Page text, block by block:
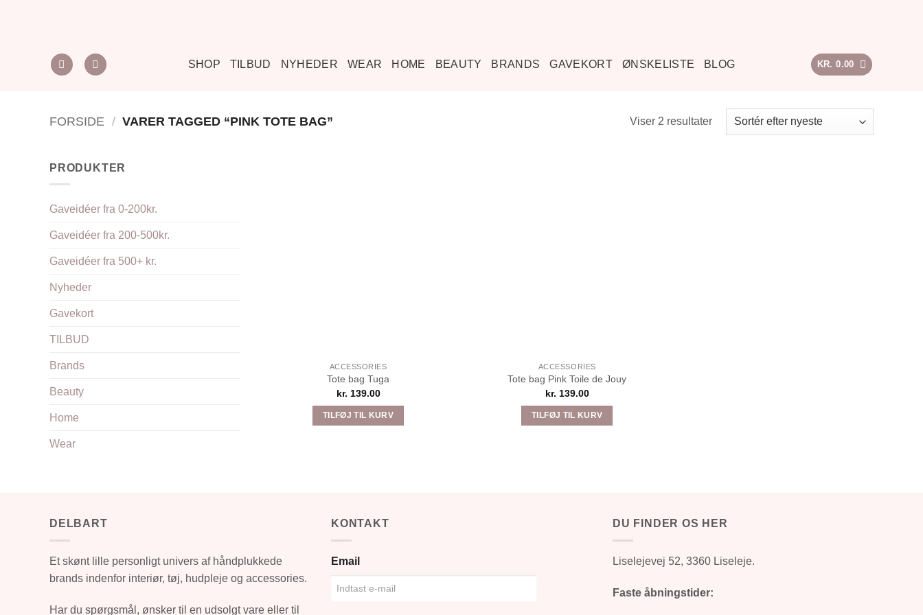
SHOP
TILBUD NYHEDER WEAR HOME BEAUTY BRANDS GAVEKORT ØNSKELISTE BLOG KR. 0.00
FORSIDE / VARER TAGGED “PINK TOTE BAG” Viser 2 resultaterSorteret
efter
PRODUKTER
Gaveidéer fra 0-200kr.
Gaveidéer fra 200-500kr.
Gaveidéer fra 500+ kr.
Nyheder
Gavekort
TILBUD
Brands
Beauty
Home
Wear
ACCESSORIES
Tote bag Tuga
kr. 139.00
TILFØJ TIL KURV
ACCESSORIES
Tote bag Pink Toile de Jouy
kr. 139.00
TILFØJ TIL KURV
DELBART
Et skønt lille personligt univers af håndplukkede
brands indenfor interiør, tøj, hudpleje og accessories.
Har du spørgsmål, ønsker til en udsolgt vare eller til
KONTAKT
Email
DU FINDER OS HER
Liselejevej 52, 3360 Liseleje.
Faste åbningstider: